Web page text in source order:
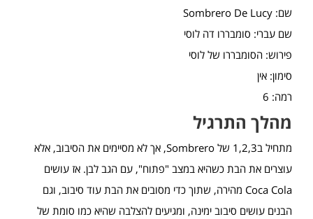
שם: Sombrero De Lucy
שם עברי: סומבררו דה לוסי
פירוש: הסומבררו של לוסי
סימון: אין
רמה: 6
מהלך התרגיל
מתחיל ב1,2,3 של Sombrero, אך לא מסיימים את הסיבוב, אלא
עוצרים את הבת כשהיא במצב "פתוח", עם הגב לבן. אז עושים
Coca Cola מהירה, שתוך כדי מסובים את הבת עוד סיבוב, וגם
הבנים עושים סיבוב ימינה, ומגיעים להצלבה שהיא כמו סומת של